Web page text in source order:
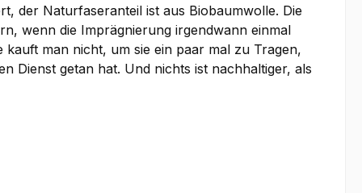
der Naturfaseranteil ist aus Biobaumwolle. Die
wenn die Imprägnierung irgendwann einmal
man nicht, um sie ein paar mal zu Tragen,
Dienst getan hat. Und nichts ist nachhaltiger, als